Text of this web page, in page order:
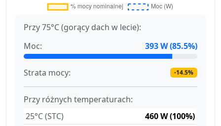
Przy 75°C (gorący dach w lecie):
Moc:
393 W (85.5%)
Strata mocy: -14.5%
Przy różnych temperaturach:
25°C (STC)
460 W (100%)